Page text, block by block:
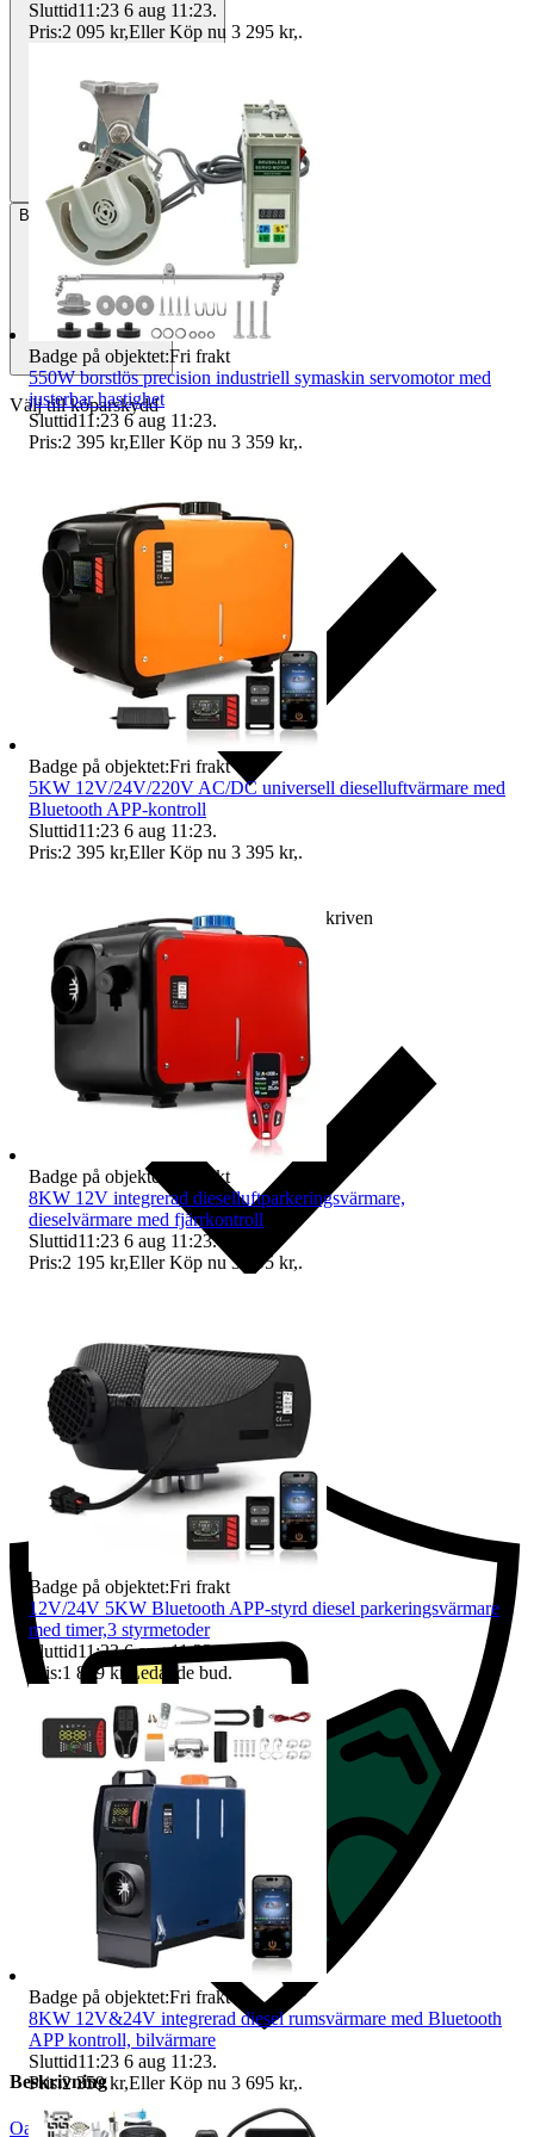
BetalningVia Tradera
Välj till köparskydd
Ersättning om varan inte är som beskriven
Ersättning om du inte får din vara
Beskrivning
Oanvänt
Sluttid11:23 6 aug 11:23.
Pris:2 095 kr,Eller Köp nu 3 295 kr,.
Badge på objektet:Fri frakt
550W borstlös precision industriell symaskin servomotor med
justerbar hastighet
Sluttid11:23 6 aug 11:23.
Pris:2 395 kr,Eller Köp nu 3 359 kr,.
Badge på objektet:Fri frakt
5KW 12V/24V/220V AC/DC universell dieselluftvärmare med
Bluetooth APP-kontroll
Sluttid11:23 6 aug 11:23.
Pris:2 395 kr,Eller Köp nu 3 395 kr,.
Badge på objektet:
Fri frakt
8KW 12V integrerad dieselluftparkeringsvärmare,
dieselvärmare med fjärrkontroll
Sluttid11:23 6 aug 11:23.
Pris:2 195 kr,Eller Köp nu 3 295 kr,.
Badge på objektet:Fri frakt
12V/24V 5KW Bluetooth APP-styrd diesel parkeringsvärmare
med timer,3 styrmetoder
Sluttid11:23 6 aug 11:23.
Pris:1 859 kr Ledande bud.
Badge på objektet:Fri frakt
8KW 12V&24V integrerad diesel rumsvärmare med Bluetooth
APP kontroll, bilvärmare
Sluttid11:23 6 aug 11:23.
Pris:2 359 kr,Eller Köp nu 3 695 kr,.